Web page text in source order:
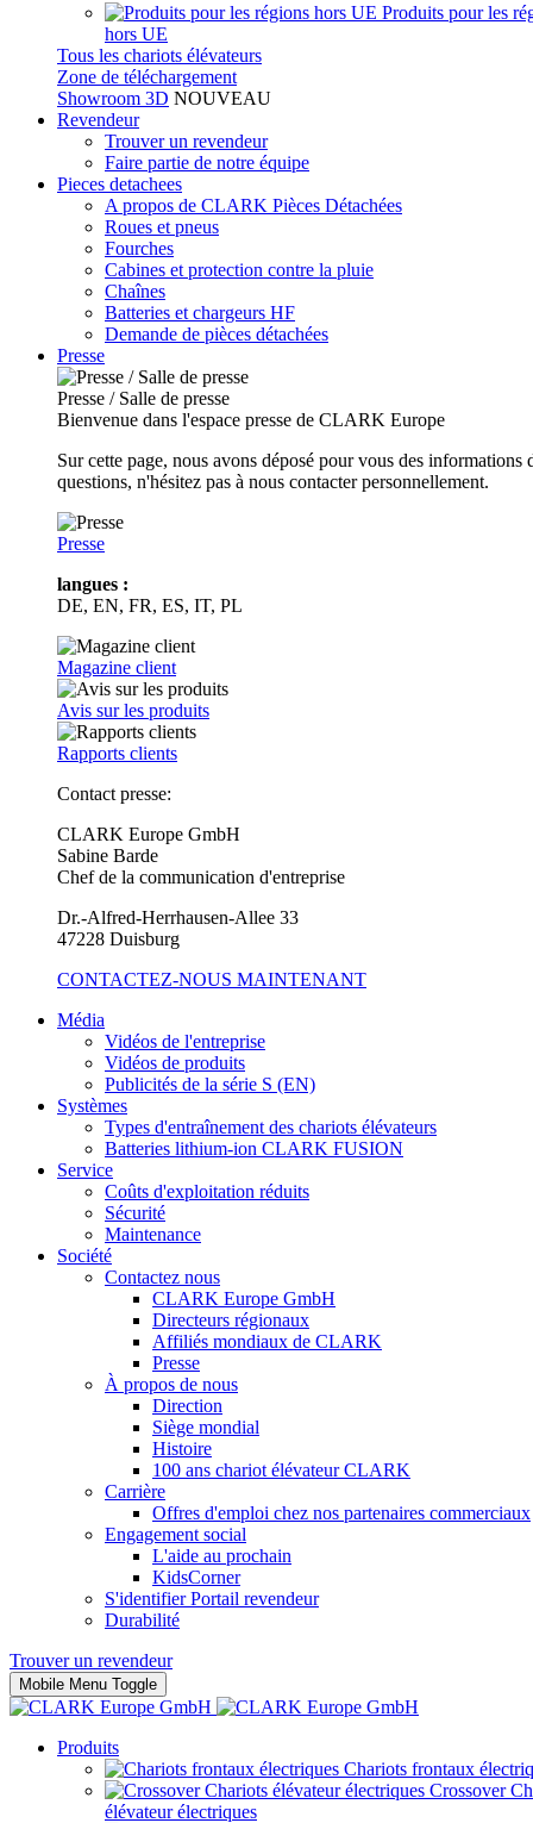
Produits pour les
hors UE
Tous les chariots élévateurs
Zone de téléchargement
Showroom 3D NOUVEAU
Revendeur
Trouver un revendeur
Faire partie de notre équipe
Pieces detachees
A propos de CLARK Pièces Détachées
Roues et pneus
Fourches
Cabines et protection contre la pluie
Chaînes
Batteries et chargeurs HF
Demande de pièces détachées
Presse
Presse / Salle de presse
Bienvenue dans l'espace presse de CLARK Europe
Sur cette page, nous avons déposé pour vous des
questions, n'hésitez pas à nous contacter personnellement.
Presse
langues :
DE, EN, FR, ES, IT, PL
Magazine client
Avis sur les produits
Rapports clients
Contact presse:
CLARK Europe GmbH
Sabine Barde
Chef de la communication d'entreprise
Dr.-Alfred-Herrhausen-Allee 33
47228 Duisburg
CONTACTEZ-NOUS MAINTENANT
Média
Vidéos de l'entreprise
Vidéos de produits
Publicités de la série S (EN)
Systèmes
Types d'entraînement des chariots élévateurs
Batteries lithium-ion CLARK FUSION
Service
Coûts d'exploitation réduits
Sécurité
Maintenance
Société
Contactez nous
CLARK Europe GmbH
Directeurs régionaux
Affiliés mondiaux de CLARK
Presse
À propos de nous
Direction
Siège mondial
Histoire
100 ans chariot élévateur CLARK
Carrière
Offres d'emploi chez nos partenaires commerciaux
Engagement social
L'aide au prochain
KidsCorner
S'identifier Portail revendeur
Durabilité
Trouver un revendeur
Mobile Menu Toggle
Produits
Chariots frontaux
Crossover
élévateur électriques